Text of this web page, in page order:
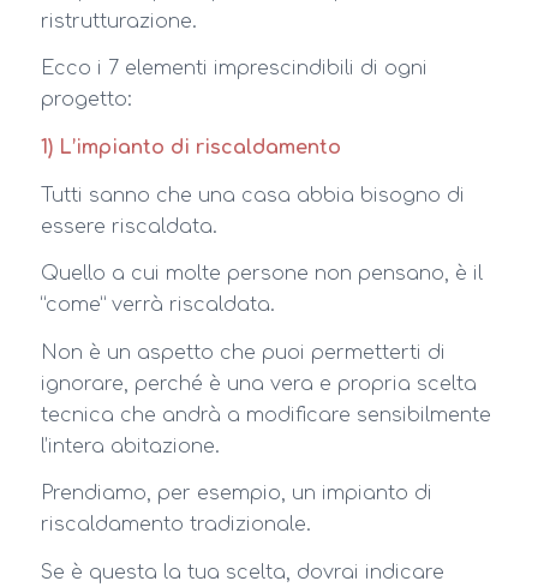
ristrutturazione.
Ecco i 7 elementi imprescindibili di ogni
progetto:
1) L’impianto di riscaldamento
Tutti sanno che una casa abbia bisogno di
essere riscaldata.
Quello a cui molte persone non pensano, è il
“come” verrà riscaldata.
Non è un aspetto che puoi permetterti di
ignorare, perché è una vera e propria scelta
tecnica che andrà a modificare sensibilmente
l’intera abitazione.
Prendiamo, per esempio, un impianto di
riscaldamento tradizionale.
Se è questa la tua scelta, dovrai indicare